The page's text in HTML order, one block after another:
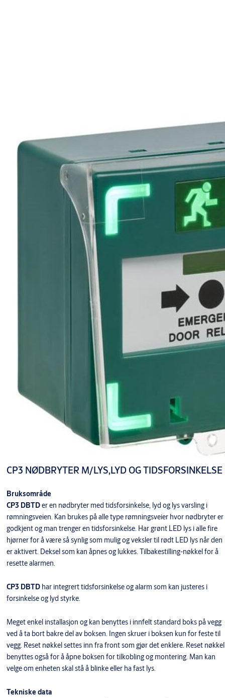
Mål
Produkt
Produkt-ID
RB CP3-LSRC NØDBRYTER M/LYS OG
TO307CP3-
CP3 NØDBRYTER M/LYS,LYD OG TIDSFORSINKELSE
Bruksområde
CP3 DBTDer en nødbryter med tidsforsinkelse, lyd og lys varsling i
rømningsveien. Kan brukes på alle type rømningsveier hvor nødbryter er
godkjent og man trenger en tidsforsinkelse. Har grønt LED lys i alle fire
hjørner for å være så synlig som mulig og veksler til rødt LED lys når den
er aktivert. Deksel som kan åpnes og lukkes. Tilbakestilling-nøkkel for å
resette alarmen.
CP3 DBTDhar integrert tidsforsinkelse og alarm som kan justeres i
forsinkelse og lyd styrke.
Meget enkel installasjon og kan benyttes i innfelt standard boks på vegg
ved å ta bort bakre del av boksen. Ingen skruer i boksen kun for feste til
vegg. Reset nøkkel settes inn fra front som gjør det enklere. Reset nøkkel
benyttes også for å åpne boksen for tilkobling og montering. Man kan
velge om enheten skal stå å blinke eller ha fast lys.
Tekniske data